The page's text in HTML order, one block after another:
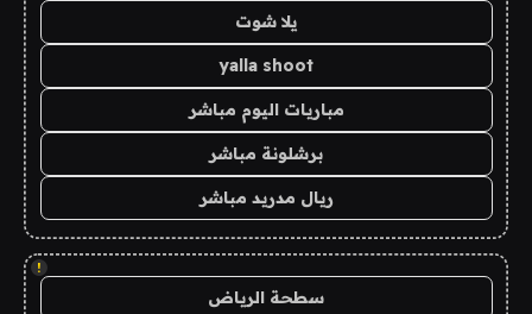
يلا شوت
yalla shoot
مباريات اليوم مباشر
برشلونة مباشر
ريال مدريد مباشر
!
سطحة الرياض